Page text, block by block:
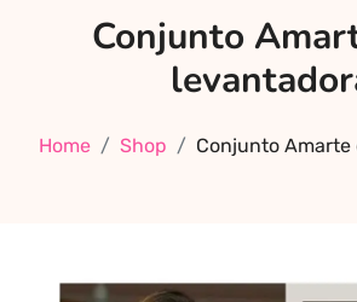
mejor sex shop
adultos de alta
para adultos,
Conjunto
Home Shop Conjunto